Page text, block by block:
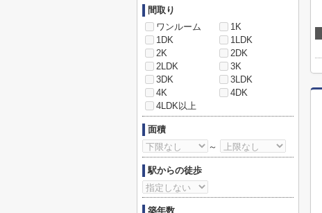
間取り
ワンルーム
1K
1DK
1LDK
2K
2DK
2LDK
3K
3DK
3LDK
4K
4DK
4LDK以上
面積
～
駅からの徒歩
築年数